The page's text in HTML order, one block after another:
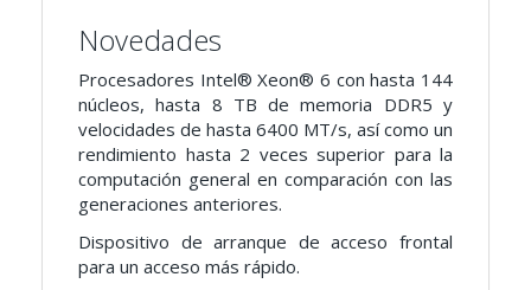
Novedades
Procesadores Intel® Xeon® 6 con hasta 144
núcleos, hasta 8 TB de memoria DDR5 y
velocidades de hasta 6400 MT/s, así como un
rendimiento hasta 2 veces superior para la
computación general en comparación con las
generaciones anteriores.
Dispositivo de arranque de acceso frontal
para un acceso más rápido.